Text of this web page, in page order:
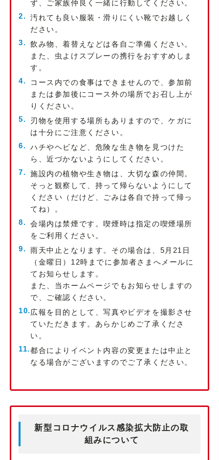
ず、ご家族仲良く一緒に行動してください。
汚れても良い服装・滑りにくい靴でお越しく
ださい。
飲み物、着替えなどは各自ご準備ください。
また、虫よけスプレーの携行をおすすめしま
す。
コース内での食事はできませんので、参加前
または参加後にコース外の場所でお召し上が
りください。
刃物を使用する場所もありますので、ケガに
は十分にご注意ください。
ハチやヘビなど、危険な生き物を見つけた
ら、近づかないようにしてください。
施設内の植物や生き物は、大切な森の仲間。
そっと観察して、持って帰らないようにして
ください（だけど、ごみは各自で持って帰っ
てね）。
会場内は禁煙です。喫煙時は指定の喫煙場所
をご利用ください。
雨天中止となります。その場合は、5月21日
（金曜日）12時までに参加者さまへメールに
てお知らせします。
また、当ホームページでもお知らせしますの
で、ご確認ください。
広報を目的として、写真やビデオを撮影させ
ていただきます。あらかじめご了承くださ
い。
都合によりイベント内容の変更または中止と
なる場合がございますのでご了承ください。
新型コロナウイルス感染拡大防止の取
組みについて